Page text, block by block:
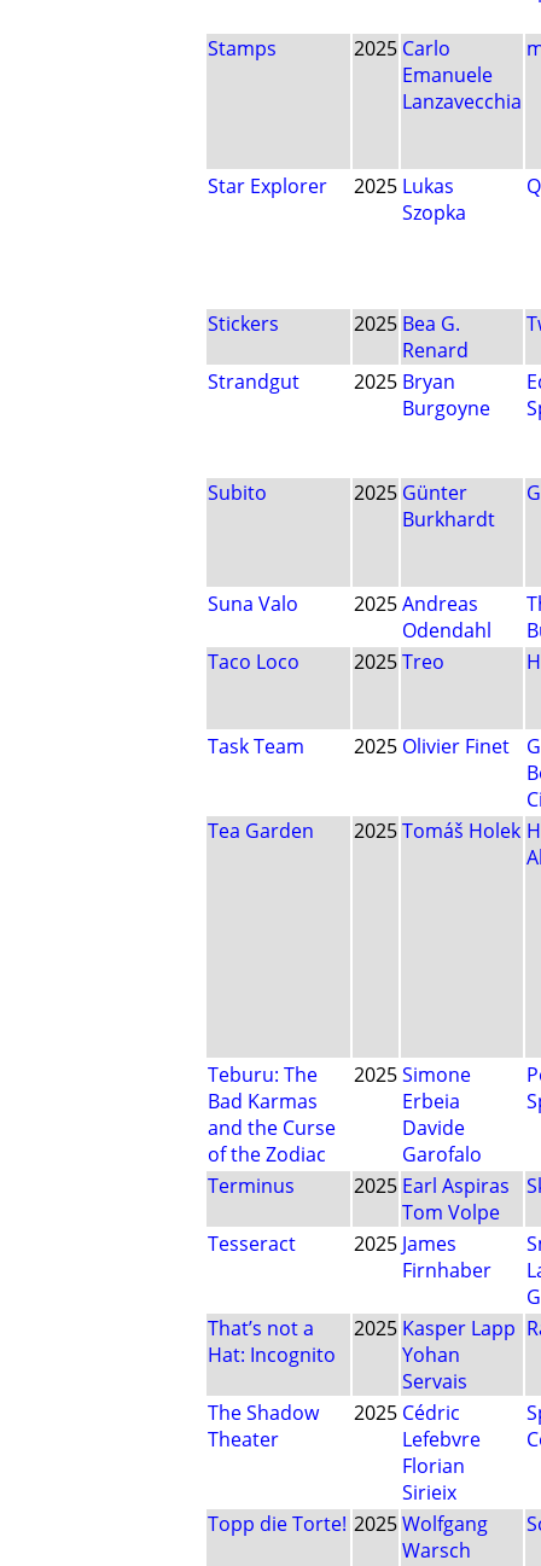
Stamps 2025 Carlo
Emanuele
Lanzavecchia
Star Explorer 2025 Lukas
Szopka
Stickers 2025 Bea G.
Renard
Strandgut 2025 Bryan
Burgoyne
Subito 2025 Günter
Burkhardt
Suna Valo 2025Andreas
Odendahl
Taco Loco
2025Treo
Task Team 2025 Olivier Finet
Tea Garden
2025Tomáš Holek
Teburu: The
Bad Karmas
and the Curse
of the Zodiac
2025Simone
Erbeia
Davide
Garofalo
Terminus 2025 Earl Aspiras
Tom Volpe
Tesseract 2025 James
Firnhaber
That’s not a
Hat: Incognito
2025 Kasper Lapp
Yohan
Servais
The Shadow
Theater
2025 Cédric
Lefebvre
Florian
Sirieix
Topp die Torte! 2025Wolfgang
Warsch